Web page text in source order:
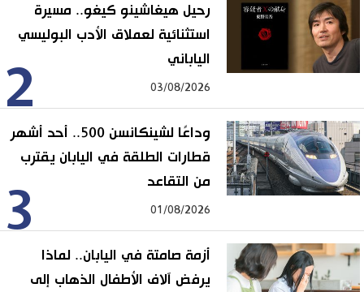
2
رحيل هيغاشينو كيغو.. مسيرة
استثنائية لعملاق الأدب البوليسي
الياباني
03/08/2026
3
وداعًا لشينكانسن 500.. أحد أشهر
قطارات الطلقة في اليابان يقترب
من التقاعد
01/08/2026
أزمة صامتة في اليابان.. لماذا
يرفض آلاف الأطفال الذهاب إلى